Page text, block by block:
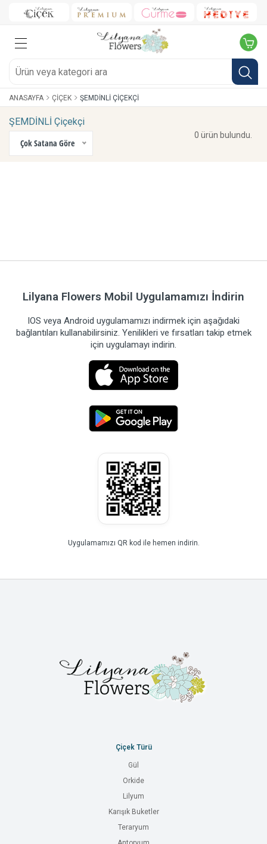
ANASAYFA ÇIÇEK ŞEMDİNLİ ÇIÇEKÇI
ŞEMDİNLİ Çiçekçi
Çok Satana Göre
0 ürün bulundu.
Lilyana Flowers Mobil Uygulamamızı İndirin
IOS veya Android uygulamamızı indirmek için aşağıdaki
bağlantıları kullanabilirsiniz. Yenilikleri ve fırsatları takip etmek
için uygulamayı indirin.
Uygulamamızı QR kod ile hemen indirin.
Çiçek Türü
Gül
Orkide
Lilyum
Karışık Buketler
Teraryum